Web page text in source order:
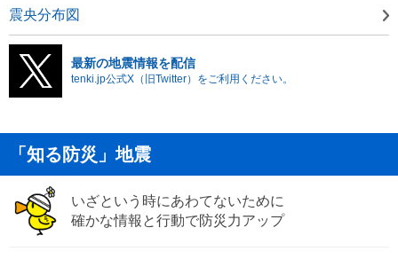
震央分布図
最新の地震情報を配信
tenki.jp公式X（旧Twitter）をご利用ください。
「知る防災」地震
いざという時にあわてないために
確かな情報と行動で防災力アップ